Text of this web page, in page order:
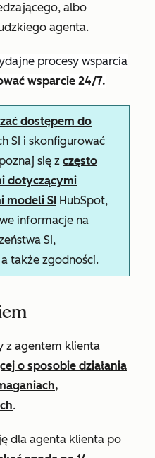
albo
agenta.
procesy wsparcia
wsparcie 24/7.
dostępem do
SI i skonfigurować
się z często
dotyczącymi
modeli SI HubSpot,
informacje na
SI,
także zgodności.
z agentem klienta
o sposobie działania
.
dla agenta klienta po